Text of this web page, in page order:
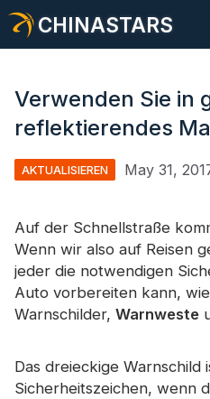
CHINASTARS
Sicherheitskleidung
Im Dunkeln leuchtendes
Industrieller Waschbesatz
Neues Produkt
Verwenden Sie in
reflektierendes
AKTUALISIEREN May 31,
Auf der Schnellstraße
Wenn wir also auf Reisen
jeder die notwendigen
Auto vorbereiten kann,
Warnschilder, Warnweste
Das dreieckige Warnschild
Sicherheitszeichen, wenn